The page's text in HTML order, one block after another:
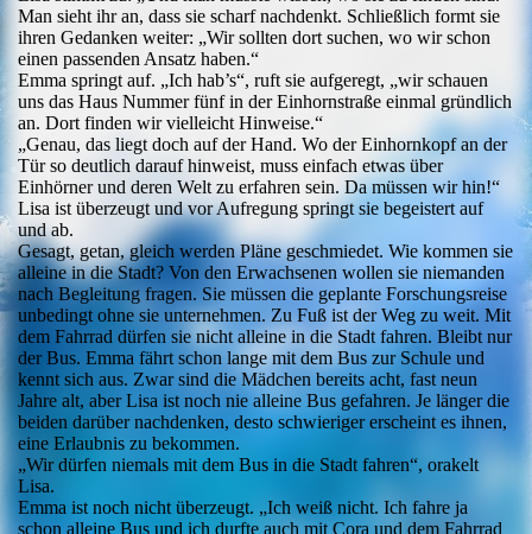
Man sieht ihr an, dass sie scharf nachdenkt. Schließlich formt sie
ihren Gedanken weiter: „Wir sollten dort suchen, wo wir schon
einen passenden Ansatz haben.“
Emma springt auf. „Ich hab’s“, ruft sie aufgeregt, „wir schauen
uns das Haus Nummer fünf in der Einhornstraße einmal gründlich
an. Dort finden wir vielleicht Hinweise.“
„Genau, das liegt doch auf der Hand. Wo der Einhornkopf an der
Tür so deutlich darauf hinweist, muss einfach etwas über
Einhörner und deren Welt zu erfahren sein. Da müssen wir hin!“
Lisa ist überzeugt und vor Aufregung springt sie begeistert auf
und ab.
Gesagt, getan, gleich werden Pläne geschmiedet. Wie kommen sie
alleine in die Stadt? Von den Erwachsenen wollen sie niemanden
nach Begleitung fragen. Sie müssen die geplante Forschungsreise
unbedingt ohne sie unternehmen. Zu Fuß ist der Weg zu weit. Mit
dem Fahrrad dürfen sie nicht alleine in die Stadt fahren. Bleibt nur
der Bus. Emma fährt schon lange mit dem Bus zur Schule und
kennt sich aus. Zwar sind die Mädchen bereits acht, fast neun
Jahre alt, aber Lisa ist noch nie alleine Bus gefahren. Je länger die
beiden darüber nachdenken, desto schwieriger erscheint es ihnen,
eine Erlaubnis zu bekommen.
„Wir dürfen niemals mit dem Bus in die Stadt fahren“, orakelt
Lisa.
Emma ist noch nicht überzeugt. „Ich weiß nicht. Ich fahre ja
schon alleine Bus und ich durfte auch mit Cora und dem Fahrrad